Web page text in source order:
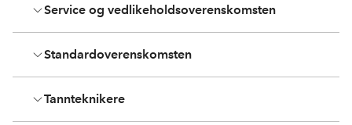
Service og vedlikeholdsoverenskomsten
Standardoverenskomsten
Tannteknikere